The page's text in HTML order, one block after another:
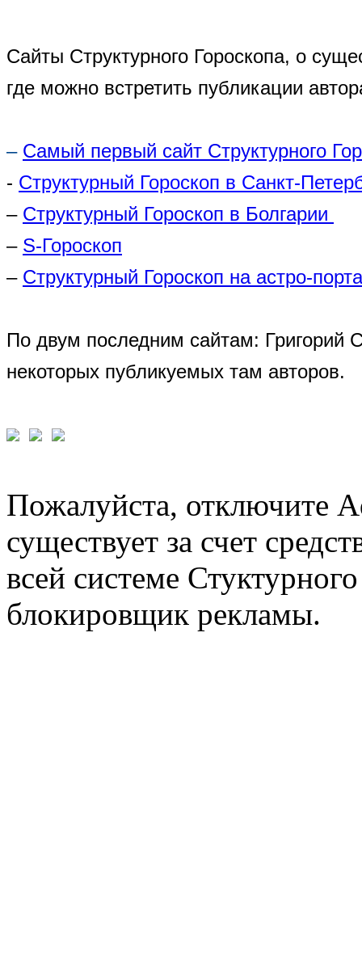
Сайты Структурного Гороскопа, о
где можно встретить публикации
– Самый первый сайт Структурного
- Структурный Гороскоп в Санкт-
– Структурный Гороскоп в Болгарии
– S-Гороскоп
– Структурный Гороскоп на астро-
По двум последним сайтам: Григорий
некоторых публикуемых там авторов.
Пожалуйста, отключите
существует за счет
всей системе
блокировщик рекламы.